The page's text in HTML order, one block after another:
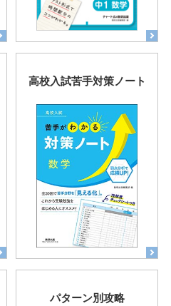
高校入試苦手対策ノート
パターン別攻略